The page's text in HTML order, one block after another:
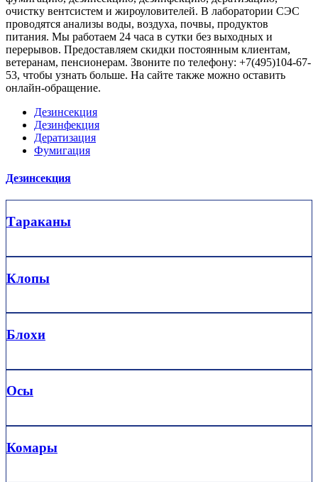
очистку вентсистем и жироуловителей. В лаборатории СЭС
проводятся анализы воды, воздуха, почвы, продуктов
питания. Мы работаем 24 часа в сутки без выходных и
перерывов. Предоставляем скидки постоянным клиентам,
ветеранам, пенсионерам. Звоните по телефону: +7(495)104-67-
53, чтобы узнать больше. На сайте также можно оставить
онлайн-обращение.
Дезинсекция
Дезинфекция
Дератизация
Фумигация
Дезинсекция
Тараканы
Клопы
Блохи
Осы
Комары